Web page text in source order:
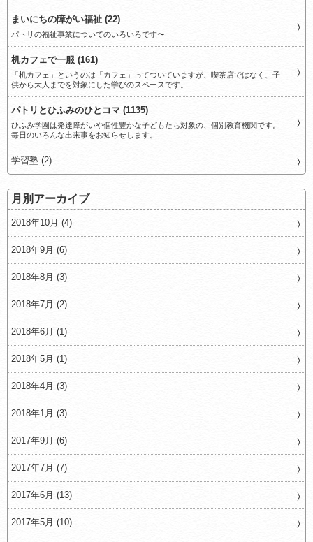
まいにちの障がい福祉 (22)
パトリの福祉事業についてのいろいろです〜
机カフェで一服 (161)
「机カフェ」というのは「カフェ」ってついていますが、喫茶店ではなく、子
供から大人までを対象にした学びのスペースです。
パトリとひふみのひとコマ (1135)
ひふみ学園は発達障がいや個性豊かな子どもたち対象の、個別教育機関です。
毎日のいろんな出来事をお知らせします。
学習塾 (2)
月別アーカイブ
2018年10月 (4)
2018年9月 (6)
2018年8月 (3)
2018年7月 (2)
2018年6月 (1)
2018年5月 (1)
2018年4月 (3)
2018年1月 (3)
2017年9月 (6)
2017年7月 (7)
2017年6月 (13)
2017年5月 (10)